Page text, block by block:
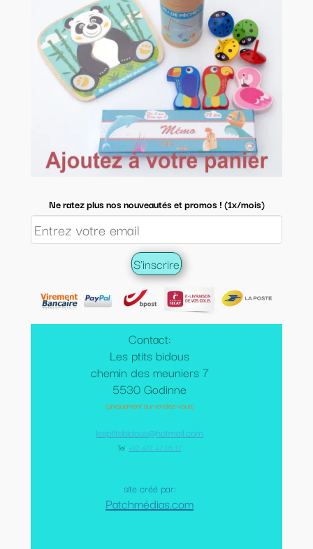
Contact:
Les ptits bidous
chemin des meuniers 7
5530 Godinne
(uniquement sur rendez-vous)
lesptitsbidous@hotmail.com
Tel: +32 477 47 05 17
site créé par:
Patchmédias.com
Ne ratez plus nos nouveautés et promos ! (1x/mois)